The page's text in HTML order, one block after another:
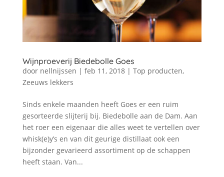
Wijnproeverij Biedebolle Goes
door nellnijssen | feb 11, 2018| Top producten,
Zeeuws lekkers
Sinds enkele maanden heeft Goes er een ruim
gesorteerde slijterij bij. Biedebolle aan de Dam. Aan
het roer een eigenaar die alles weet te vertellen over
whisk(e)y’s en van dit geurige distillaat ook een
bijzonder gevarieerd assortiment op de schappen
heeft staan. Van...